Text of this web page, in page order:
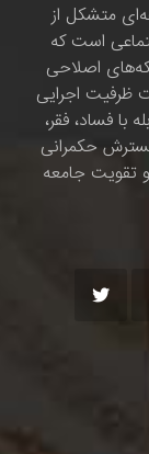
متشکل از
است که
اصلاحی
ظرفیت اجرایی
با فساد، فقر،
گسترش حکمرانی
تقویت جامعه